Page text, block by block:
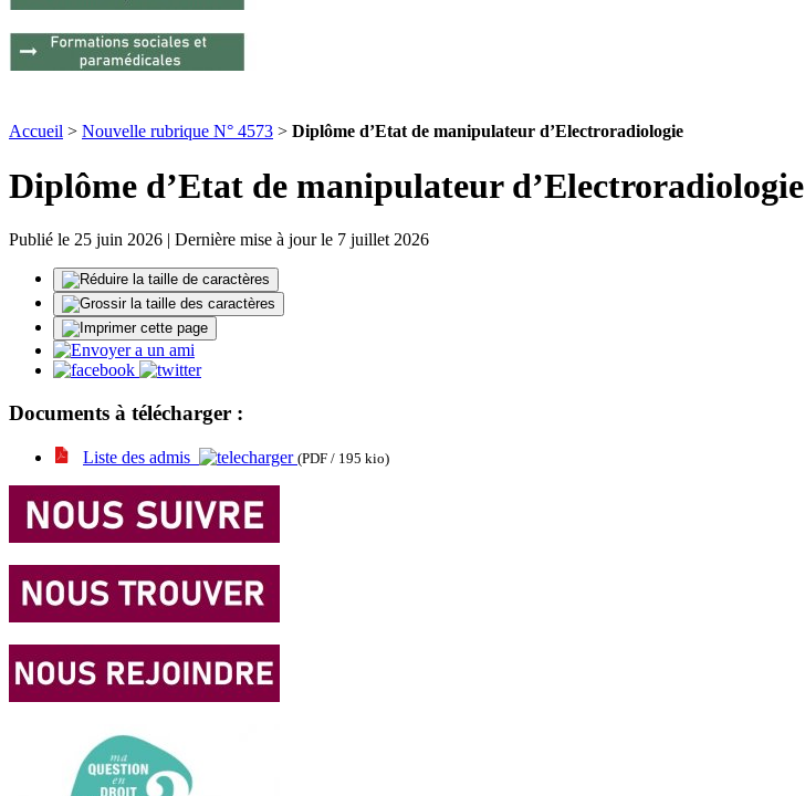
Accueil > Nouvelle rubrique N° 4573 > Diplôme d’Etat de manipulateur d’Electroradiologie
Diplôme d’Etat de manipulateur d’Electroradiologie
Publié le 25 juin 2026 | Dernière mise à jour le 7 juillet 2026
Documents à télécharger :
Liste des admis (PDF / 195 kio)